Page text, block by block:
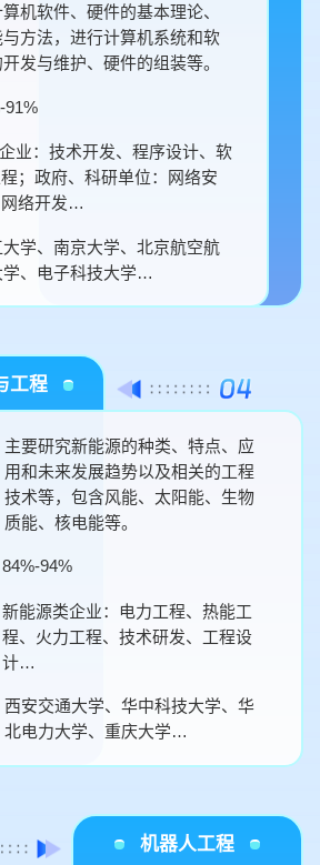
机软件、硬件的基本理论、
与方法，进行计算机系统和软
发与维护、硬件的组装等。
91%
业：技术开发、程序设计、软
；政府、科研单位：网络安
络开发…
大学、南京大学、北京航空航
学、电子科技大学…
工程
主要研究新能源的种类、特点、应
用和未来发展趋势以及相关的工程
技术等，包含风能、太阳能、生物
质能、核电能等。
84%-94%
新能源类企业：电力工程、热能工
程、火力工程、技术研发、工程设
计…
西安交通大学、华中科技大学、华
北电力大学、重庆大学…
机器人工程